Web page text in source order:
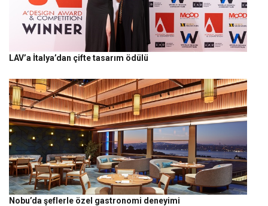
LAV’a İtalya’dan çifte tasarım ödülü
Nobu’da şeflerle özel gastronomi deneyimi